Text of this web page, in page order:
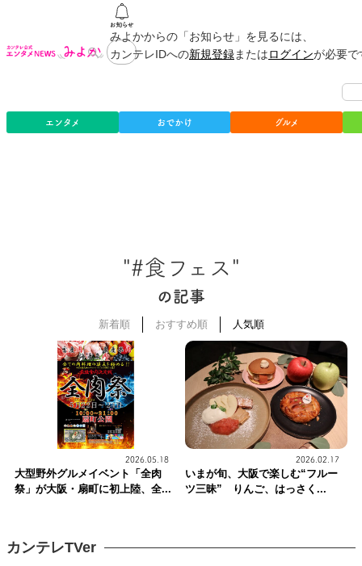
みよかからの「お知らせ」を見るには、
カンテレIDへの新規登録またはログインが必要
エンタメ おでかけ グルメ
"#食フェス"
の記事
新着順 おすすめ順 人気順
2026.05.18
大型野外グルメイベント「全肉
祭」が大阪・扇町に初上陸、全...
2026.02.17
いまが旬、大阪で楽しむ“フルー
ツ三昧” りんご、はっさく...
カンテレTVer